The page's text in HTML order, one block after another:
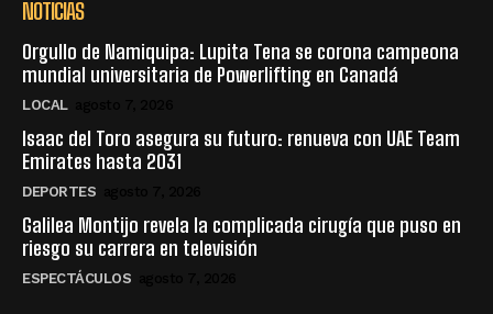
NOTICIAS
Orgullo de Namiquipa: Lupita Tena se corona campeona
mundial universitaria de Powerlifting en Canadá
LOCAL
Isaac del Toro asegura su futuro: renueva con UAE Team
Emirates hasta 2031
DEPORTES
Galilea Montijo revela la complicada cirugía que puso en
riesgo su carrera en televisión
ESPECTÁCULOS